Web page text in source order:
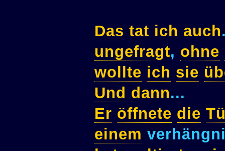
Das tat ich auch
ungefragt, ohne
wollte ich sie
Und dann...
Er öffnete die
einem